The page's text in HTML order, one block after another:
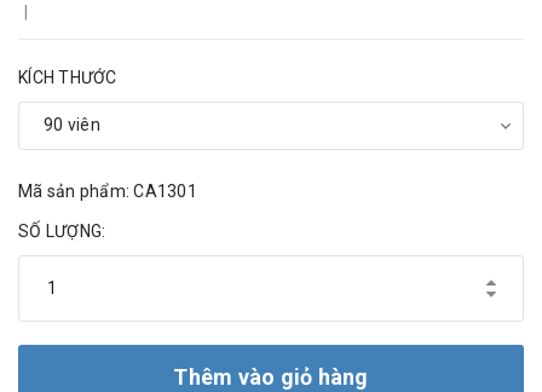
KÍCH THƯỚC
Mã sản phẩm: CA1301
SỐ LƯỢNG:
Thêm vào giỏ hàng